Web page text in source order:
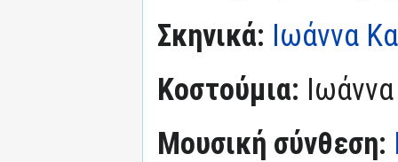
Σκηνικά: Ιωάννα
Κοστούμια:
Μουσική σύνθεση: